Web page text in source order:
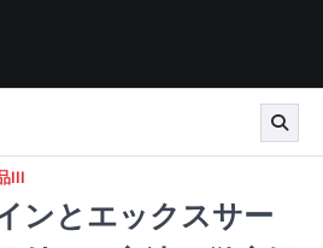
III
ンとエックスサー